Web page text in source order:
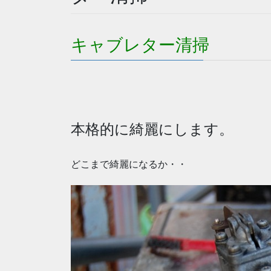
キャブレター清掃
本格的に綺麗にします。
どこまで綺麗になるか・・